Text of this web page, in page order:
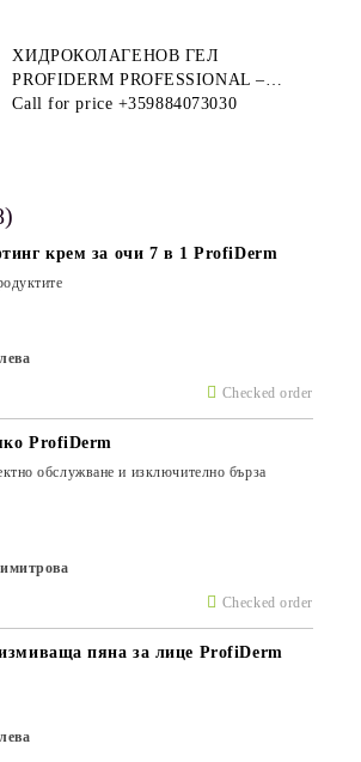
ХИДРОКОЛАГЕНОВ ГЕЛ
PROFIDERM PROFESSIONAL –
ПРОДУКТ ЗА ДЪЛБОКА
Call for price +359884073030
Checked order
крем за очи 7 в 1 ProfiDerm
Checked order
ProfiDerm
обслужване и изключително бърза
пяна за лице ProfiDerm